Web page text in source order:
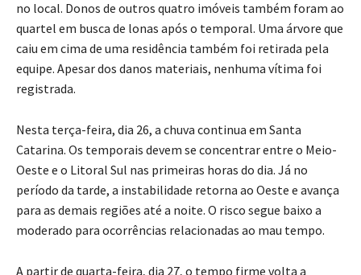
equipe. Apesar dos danos materiais, nenhuma vítima foi
registrada.
Nesta terça-feira, dia 26, a chuva continua em Santa
Catarina. Os temporais devem se concentrar entre o Meio-
período da tarde, a instabilidade retorna ao Oeste e avança
para as demais regiões até a noite. O risco segue baixo a
moderado para ocorrências relacionadas ao mau tempo.
A partir de quarta-feira, dia 27, o tempo firme volta a
predominar em grande parte de Santa Catarina. O dia